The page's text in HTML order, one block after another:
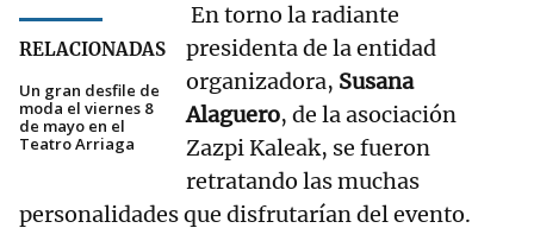
RELACIONADAS
Un gran desfile de
moda el viernes 8
de mayo en el
Teatro Arriaga
En torno la radiante
presidenta de la entidad
organizadora, Susana
Alaguero, de la asociación
Zazpi Kaleak, se fueron
retratando las muchas
personalidades que disfrutarían del evento.